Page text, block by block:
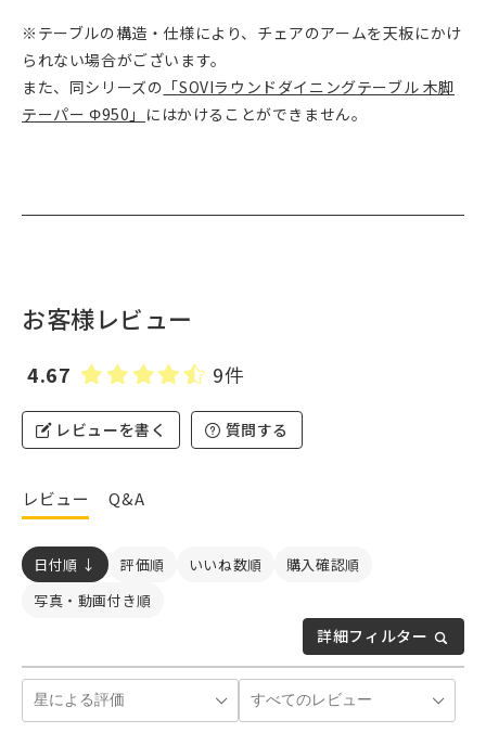
※テーブルの構造・仕様により、チェアのアームを天板にかけ
られない場合がございます。
また、同シリーズの 「SOVIラウンドダイニングテーブル 木脚
テーパー Φ950」 にはかけることができません。
お客様レビュー
4.67 9件
レビューを書く 質問する
レビュー Q&A
詳細フィルター
日付順 ↓ 評価順 いいね数順
購入確認順
写真・動画付き順